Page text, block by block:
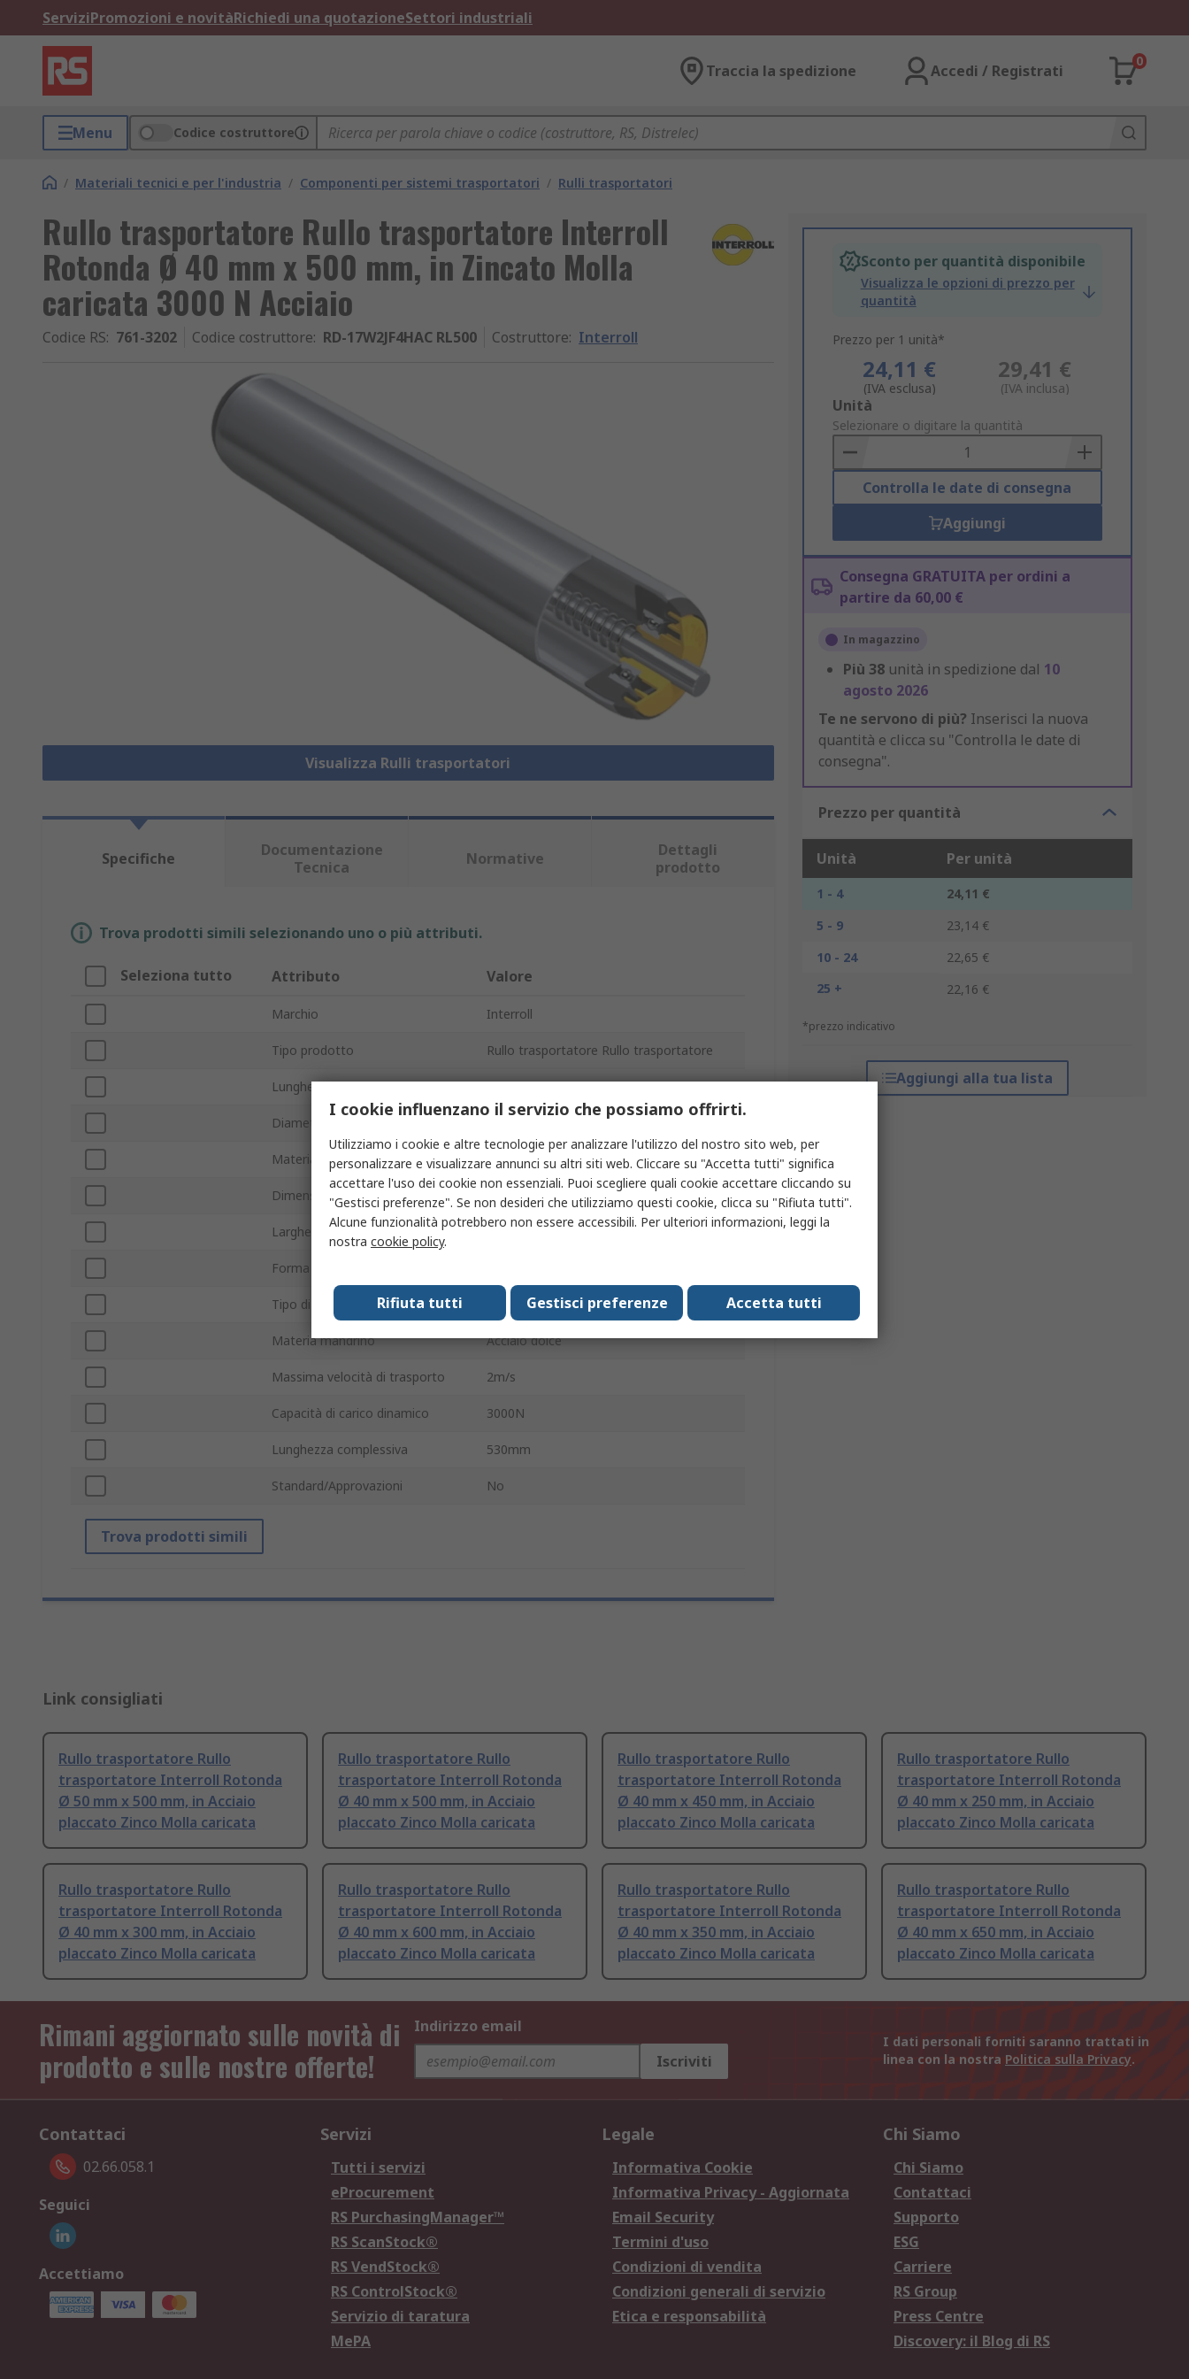
ServiziPromozioni e novitàRichiedi una quotazioneSettori industriali
Traccia la spedizione Accedi / Registrati
0
Menu Codice costruttore
/ Materiali tecnici e per l'industria / Componenti per sistemi trasportatori / Rulli trasportatori
Rullo trasportatore Rullo trasportatore Interroll
Rotonda Ø 40 mm x 500 mm, in Zincato Molla
caricata 3000 N Acciaio
Codice RS: 761-3202 Codice costruttore: RD-17W2JF4HAC RL500 Costruttore: Interroll
Visualizza Rulli trasportatori
Sconto per quantità disponibile
Visualizza le opzioni di prezzo per
quantità
Prezzo per 1 unità*
24,11 €
(IVA esclusa)
29,41 €
(IVA inclusa)
Add
to
Basket
Unità
Selezionare o digitare la quantità
Controlla le date di consegna
Aggiungi
Consegna GRATUITA per ordini a
partire da 60,00 €
In magazzino
Più 38 unità in spedizione dal 10
agosto 2026
Te ne servono di più? Inserisci la nuova
quantità e clicca su "Controlla le date di
consegna".
Prezzo per quantità
Unità Per unità
1 - 4
24,11 €
5 - 9
23,14 €
10 - 24
22,65 €
25 +
22,16 €
*prezzo indicativo
Aggiungi alla tua lista
Specifiche
Documentazione
Tecnica
Normative
Dettagli
prodotto
Trova prodotti simili selezionando uno o più attributi.
Seleziona tutto Attributo Valore
Marchio Interroll
Tipo prodotto Rullo trasportatore Rullo trasportatore
Lunghezza rullo 500mm
Diametro rullo
Materiale tubo Zincato
Dimensione mandrino 10 mm
Larghezza interna telaio 510mm
Forma del mandrino
Tipo di fissaggio Molla caricata
Materia mandrino Acciaio dolce
Massima velocità di trasporto 2m/s
Capacità di carico dinamico 3000N
Lunghezza complessiva 530mm
Standard/Approvazioni No
Trova prodotti simili
Link consigliati
Rullo trasportatore Rullo
trasportatore Interroll Rotonda
Ø 50 mm x 500 mm, in Acciaio
placcato Zinco Molla caricata
Rullo trasportatore Rullo
trasportatore Interroll Rotonda
Ø 40 mm x 500 mm, in Acciaio
placcato Zinco Molla caricata
Rullo trasportatore Rullo
trasportatore Interroll Rotonda
Ø 40 mm x 450 mm, in Acciaio
placcato Zinco Molla caricata
Rullo trasportatore Rullo
trasportatore Interroll Rotonda
Ø 40 mm x 250 mm, in Acciaio
placcato Zinco Molla caricata
Rullo trasportatore Rullo
trasportatore Interroll Rotonda
Ø 40 mm x 300 mm, in Acciaio
placcato Zinco Molla caricata
Rullo trasportatore Rullo
trasportatore Interroll Rotonda
Ø 40 mm x 600 mm, in Acciaio
placcato Zinco Molla caricata
Rullo trasportatore Rullo
trasportatore Interroll Rotonda
Ø 40 mm x 350 mm, in Acciaio
placcato Zinco Molla caricata
Rullo trasportatore Rullo
trasportatore Interroll Rotonda
Ø 40 mm x 650 mm, in Acciaio
placcato Zinco Molla caricata
Rimani aggiornato sulle novità di
prodotto e sulle nostre offerte!
Indirizzo email
Iscriviti
I dati personali forniti saranno trattati in
linea con la nostra Politica sulla Privacy.
Contattaci
02.66.058.1
Seguici
Accettiamo
Servizi
Tutti i servizi
eProcurement
RS PurchasingManager™
RS ScanStock®
RS VendStock®
RS ControlStock®
Servizio di taratura
MePA
Legale
Informativa Cookie
Informativa Privacy - Aggiornata
Email Security
Termini d'uso
Condizioni di vendita
Condizioni generali di servizio
Etica e responsabilità
Chi Siamo
Chi Siamo
Contattaci
Supporto
ESG
Carriere
RS Group
Press Centre
Discovery: il Blog di RS
I cookie influenzano il servizio che possiamo offrirti.
Utilizziamo i cookie e altre tecnologie per analizzare l'utilizzo del nostro sito web, per
personalizzare e visualizzare annunci su altri siti web. Cliccare su "Accetta tutti" significa
accettare l'uso dei cookie non essenziali. Puoi scegliere quali cookie accettare cliccando su
"Gestisci preferenze". Se non desideri che utilizziamo questi cookie, clicca su "Rifiuta tutti".
Alcune funzionalità potrebbero non essere accessibili. Per ulteriori informazioni, leggi la
nostra cookie policy.
Accetta tutti
Gestisci preferenze
Rifiuta tutti